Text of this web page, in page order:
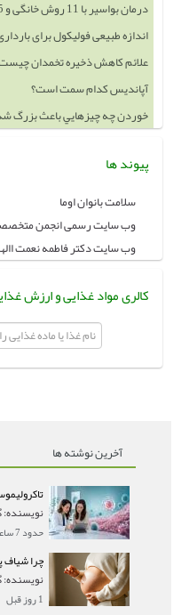
درمان بواسیر با 11 روش خانگی و 15 روش طب سنتی
اندازه طبیعی فولیکول برای
علائم کاهش ذخیره تخمدان
آپاندیس کدام سمت است؟
خوردن چه چيزهايي باعث بزرگ
پیوند ها
سلامت بانوان اوما
وب سایت رسمی انجمن
وب سایت دکتر فاطمه نعمت
کالری مواد غذایی و ارزش
آخرین نوشته ها
حدود 7 ساعت قبل
1 روز قبل